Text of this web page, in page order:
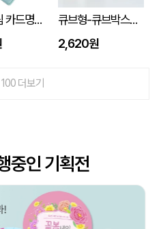
단면슬림 카드명함지갑
큐브형-큐브박스점착메모함+팝업필름지(10매)+(인입식-내장형자석)
2,620원
더보기
중인 기획전